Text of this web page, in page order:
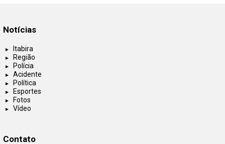
Notícias
Itabira
Região
Polícia
Acidente
Política
Esportes
Fotos
Vídeo
Contato